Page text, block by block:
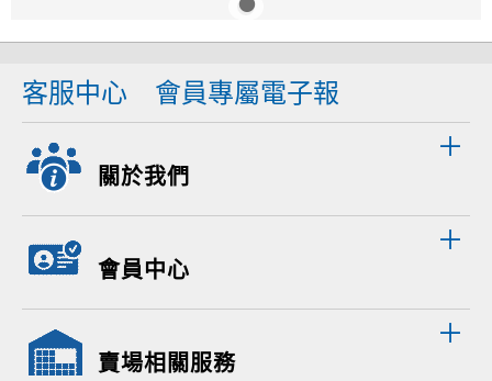
客服中心 會員專屬電子報
關於我們
會員中心
賣場相關服務